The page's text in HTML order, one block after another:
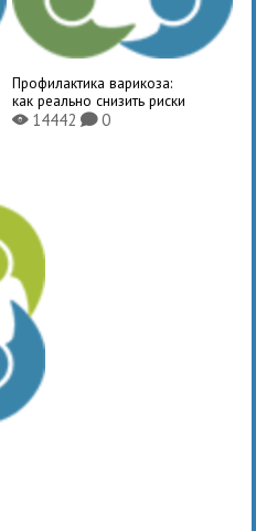
Профилактика варикоза:
как реально снизить риски
X14442 K0